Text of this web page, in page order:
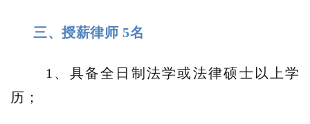
三、授薪律师 5名
1、具备全日制法学或法律硕士以上学
历；